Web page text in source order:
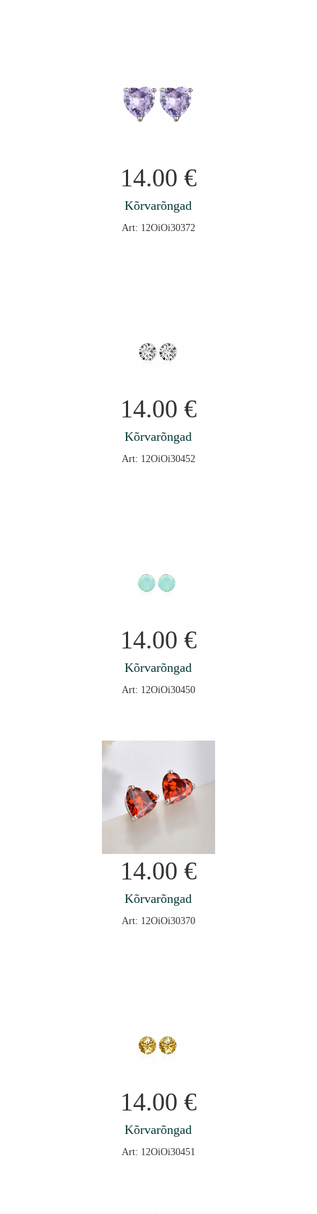
14.00 €
Kõrvarõngad
Art: 12OiOi30372
14.00 €
Kõrvarõngad
Art: 12OiOi30452
14.00 €
Kõrvarõngad
Art: 12OiOi30450
14.00 €
Kõrvarõngad
Art: 12OiOi30370
14.00 €
Kõrvarõngad
Art: 12OiOi30451